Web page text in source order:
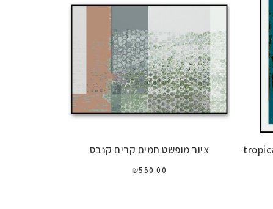
ציור מופשט חמים קרים קנבס
₪550.00